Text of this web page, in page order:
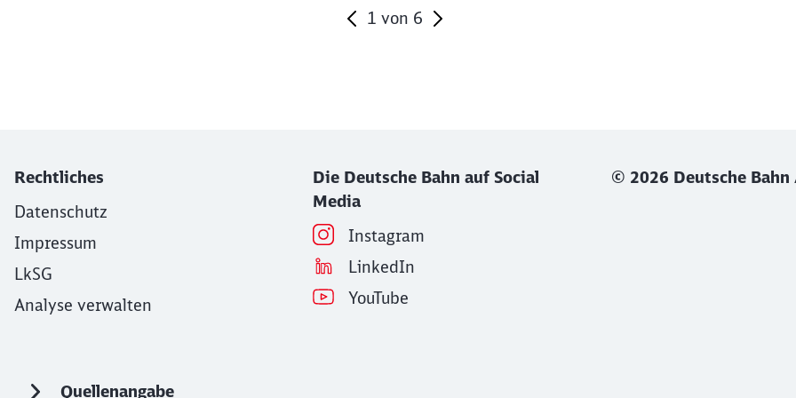
1 von 6
Rechtliches
Datenschutz
Impressum
LkSG
Analyse verwalten
Die Deutsche Bahn auf Social
Media
Instagram
LinkedIn
YouTube
© 2026 Deutsche Bahn
Quellenangabe